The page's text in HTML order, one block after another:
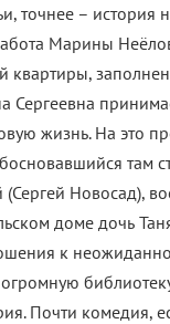
точнее –
Марины
квартиры,
жизнь. На это
там
Новосад),
доме дочь
к
огромную
Почти комедия,